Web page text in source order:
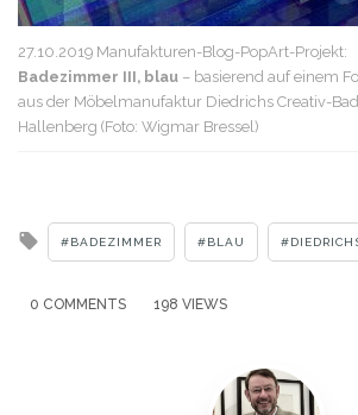
27.10.2019 Manufakturen-Blog-PopArt-Projekt:
Badezimmer III, blau – basierend auf einem
aus der Möbelmanufaktur Diedrichs Creativ-
Hallenberg (Foto: Wigmar Bressel)
Tagged
BADEZIMMER BLAU
0 COMMENTS 198 VIEWS